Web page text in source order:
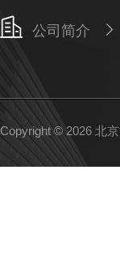
公司简介
Copyright © 2026 北